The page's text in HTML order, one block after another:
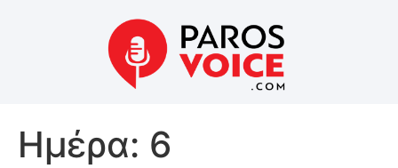
Ημέρα: 6